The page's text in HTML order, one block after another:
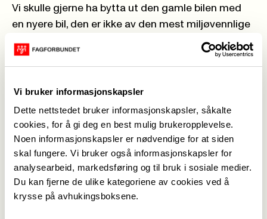
Vi bruker informasjonskapsler
Dette nettstedet bruker informasjonskapsler, såkalte
cookies, for å gi deg en best mulig brukeropplevelse.
Noen informasjonskapsler er nødvendige for at siden
skal fungere. Vi bruker også informasjonskapsler for
analysearbeid, markedsføring og til bruk i sosiale medier.
Du kan fjerne de ulike kategoriene av cookies ved å
krysse på avhukingsboksene.
Vi skulle gjerne ha bytta ut den gamle bilen med
en nyere bil, den er ikke av den mest miljøvennlige
sorten akkurat. Men det har vi ikke råd til. Med far i
full jobb og mor i deltidsjobb og to barn i
Men vi kan gjøre andre grep i husholdningen for å
spare miljøet.
Vi kan kildesortere, vi kan skru av lysene i
rommene vi ikke er i, både for å spare strøm og for
å spare miljøet fra å måtte produsere så mye
strøm. Vi kan ta ut mobilladeren og andre ladere
når vi ikke bruker dem, så de ikke står og drar
unødvendig strøm.